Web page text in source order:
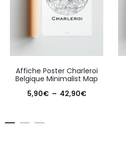
Affiche Poster Charleroi
Belgique Minimalist Map
5,90€ – 42,90€Plage